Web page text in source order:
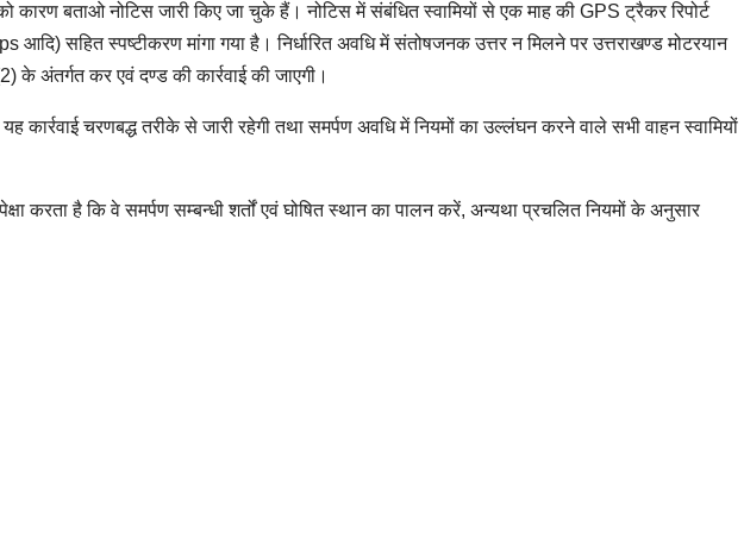
कारण बताओ नोटिस जारी किए जा चुके हैं। नोटिस में संबंधित स्वामियों से एक माह की GPS ट्रैकर रिपोर्ट
सहित स्पष्टीकरण मांगा गया है। निर्धारित अवधि में संतोषजनक उत्तर न मिलने पर उत्तराखण्ड मोटरयान
के अंतर्गत कर एवं दण्ड की कार्रवाई की जाएगी।
यह कार्रवाई चरणबद्ध तरीके से जारी रहेगी तथा समर्पण अवधि में नियमों का उल्लंघन करने वाले सभी वाहन स्वामियों
करता है कि वे समर्पण सम्बन्धी शर्तों एवं घोषित स्थान का पालन करें, अन्यथा प्रचलित नियमों के अनुसार